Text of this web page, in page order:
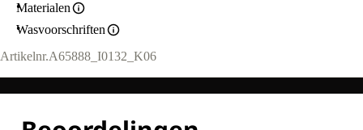
Materialen
Wasvoorschriften
Artikelnr.A65888_I0132_K06